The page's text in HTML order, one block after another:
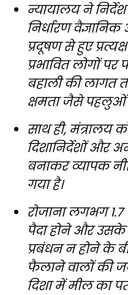
न्यायालय ने निर्देश
निर्धारण
प्रदूषण से हुए
प्रभावित लोगों
बहाली की लागत
क्षमता जैसे पहलुओं
साथ ही, मंत्रालय
दिशानिर्देशों और
बनाकर व्यापक
गया है।
रोजाना लगभग
पैदा होने और उसके
प्रबंधन न होने के
फैलाने वालों की
दिशा में मील का